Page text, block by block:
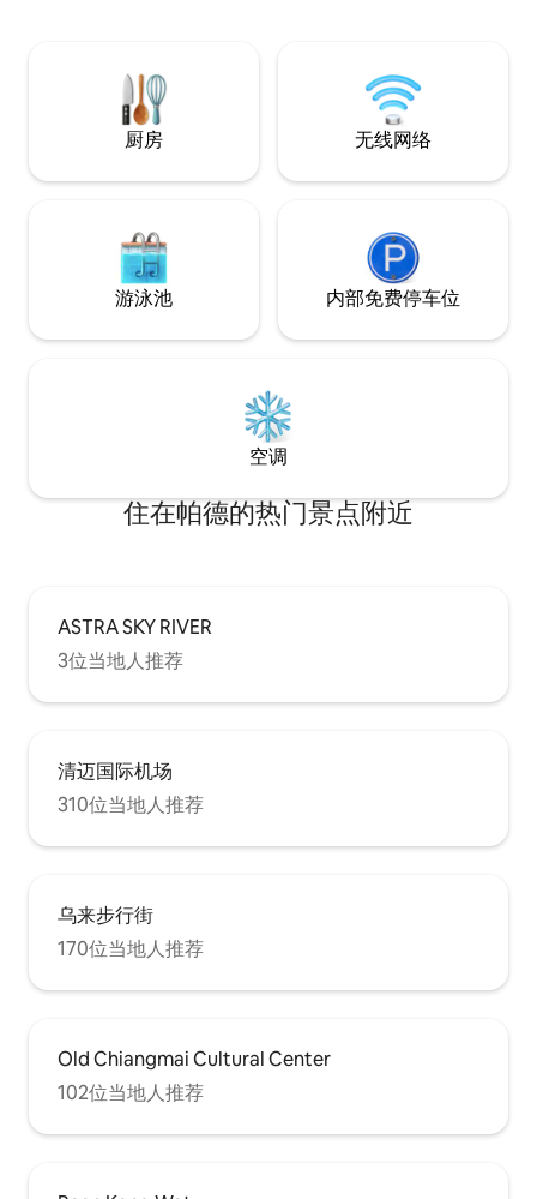
亮通透。楼上楼下均配备独立卫生间。 内
装是日式美学和中古家具，还有一些画
里长啸或鸣叫； 2.小壁虎在角落出没，会
留下痕迹。 3.一楼空间在天黑前后两小时
木屋、花园及游泳池，拥有独立的出入通
房子之间保持着 20米的距离，均有充足的
私密空间。 房东是中泰家庭，女主人是i
人，爸爸泰国人，我们的孩子很社牛，还
饪工具、厨具及餐具 洗衣设备：提供独立
洗衣机与烘干机，长住也非常便利。
带按摩浴缸的大泳
间 *宽敞的公共区
每个房间配备智能
茶水工作台*大型
最多可容纳10人
能玩得开心。优雅
体的理想之选。5
所有房客的隐私。
家具融为一体，营
公共区域通往泳池
个不错的聚会场
池，大小适合成人
厨房 无线网络
游泳池 内部免费停车位
空调
住在帕德的热门景点附近
ASTRA SKY RIVER
3位当地人推荐
清迈国际机场
310位当地人推荐
乌来步行街
170位当地人推荐
Old Chiangmai Cultural Center
102位当地人推荐